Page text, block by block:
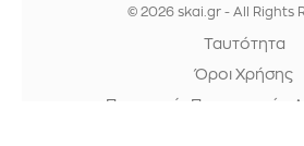
© 2026 skai.gr - All Rights
Ταυτότητα
Όροι Χρήσης
Προστασία Προσωπικών